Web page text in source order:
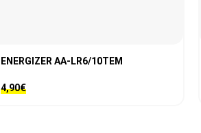
ENERGIZER AA-LR6/10TEM
4,90€